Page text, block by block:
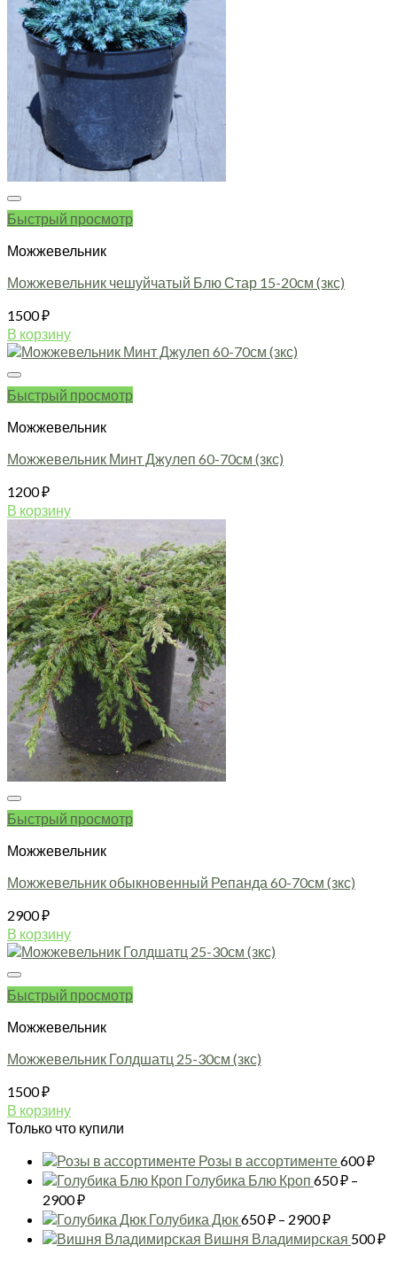
Быстрый просмотр
Можжевельник
Можжевельник чешуйчатый Блю Стар 15-20см (зкс)
1500₽
В корзину
Быстрый просмотр
Можжевельник
Можжевельник Минт Джулеп 60-70см (зкс)
1200₽
В корзину
Быстрый просмотр
Можжевельник
Можжевельник обыкновенный Репанда 60-70см (зкс)
2900₽
В корзину
Быстрый просмотр
Можжевельник
Можжевельник Голдшатц 25-30см (зкс)
1500₽
В корзину
Только что купили
Розы в ассортименте600₽
Голубика Блю Кроп 650₽ –
2900₽Диапазон
цен:
650 ₽
Голубика Дюк650₽ – 2900₽Диапазон
цен:
Вишня Владимирская 500₽